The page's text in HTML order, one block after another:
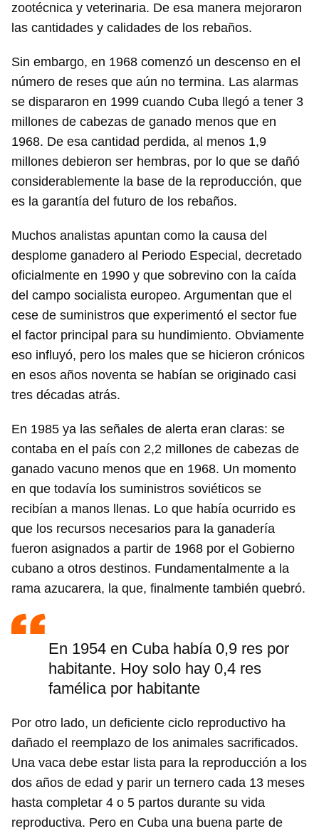
zootécnica y veterinaria. De esa manera mejoraron
las cantidades y calidades de los rebaños.
Sin embargo, en 1968 comenzó un descenso en el
número de reses que aún no termina. Las alarmas
se dispararon en 1999 cuando Cuba llegó a tener 3
millones de cabezas de ganado menos que en
1968. De esa cantidad perdida, al menos 1,9
millones debieron ser hembras, por lo que se dañó
considerablemente la base de la reproducción, que
es la garantía del futuro de los rebaños.
Muchos analistas apuntan como la causa del
desplome ganadero al Periodo Especial, decretado
oficialmente en 1990 y que sobrevino con la caída
del campo socialista europeo. Argumentan que el
cese de suministros que experimentó el sector fue
el factor principal para su hundimiento. Obviamente
eso influyó, pero los males que se hicieron crónicos
en esos años noventa se habían se originado casi
tres décadas atrás.
En 1985 ya las señales de alerta eran claras: se
contaba en el país con 2,2 millones de cabezas de
ganado vacuno menos que en 1968. Un momento
en que todavía los suministros soviéticos se
recibían a manos llenas. Lo que había ocurrido es
que los recursos necesarios para la ganadería
fueron asignados a partir de 1968 por el Gobierno
cubano a otros destinos. Fundamentalmente a la
rama azucarera, la que, finalmente también quebró.
En 1954 en Cuba había 0,9 res por
habitante. Hoy solo hay 0,4 res
famélica por habitante
Por otro lado, un deficiente ciclo reproductivo ha
dañado el reemplazo de los animales sacrificados.
Una vaca debe estar lista para la reproducción a los
dos años de edad y parir un ternero cada 13 meses
hasta completar 4 o 5 partos durante su vida
reproductiva. Pero en Cuba una buena parte de